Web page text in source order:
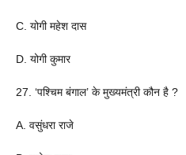
C. योगी महेश दास
D. योगी कुमार
27. ‘पश्चिम बंगाल’ के मुख्यमंत्री कौन है ?
A. वसुंधरा राजे